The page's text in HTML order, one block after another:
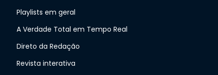
Playlists em geral
A Verdade Total em Tempo Real
Direto da Redação
Revista interativa